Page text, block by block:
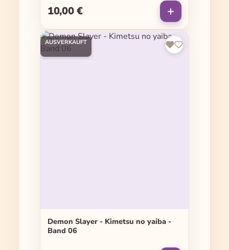
Regulärer Preis:
10,00 €
AUSVERKAUFT
Demon Slayer - Kimetsu no yaiba -
Band 06